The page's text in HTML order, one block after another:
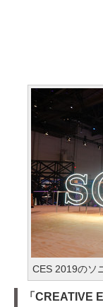
CES 2019のソ
「CREATIVE